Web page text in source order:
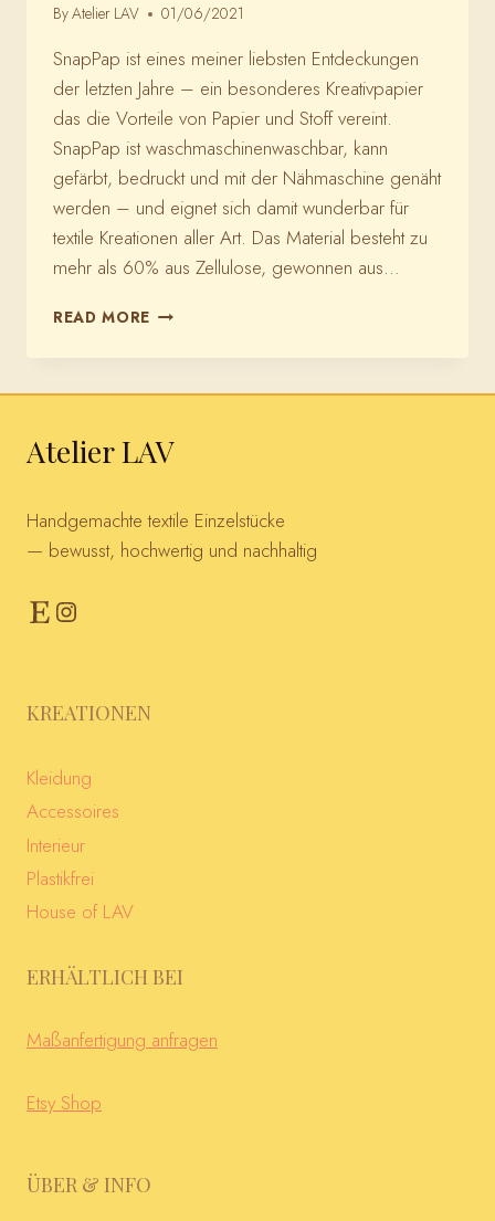
ByAtelier LAV 01/06/2021
SnapPap ist eines meiner liebsten Entdeckungen
der letzten Jahre – ein besonderes Kreativpapier
das die Vorteile von Papier und Stoff vereint.
SnapPap ist waschmaschinenwaschbar, kann
gefärbt, bedruckt und mit der Nähmaschine genäht
werden – und eignet sich damit wunderbar für
textile Kreationen aller Art. Das Material besteht zu
mehr als 60% aus Zellulose, gewonnen aus…
READ MORE SNAPPAP
Atelier LAV
Handgemachte textile Einzelstücke
— bewusst, hochwertig und nachhaltig
EtsyInstagram
KREATIONEN
Kleidung
Accessoires
Interieur
Plastikfrei
House of LAV
ERHÄLTLICH BEI
Maßanfertigung anfragen
Etsy Shop
ÜBER & INFO